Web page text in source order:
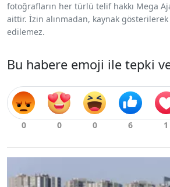
fotoğrafların her türlü telif hakkı Mega
aittir. İzin alınmadan, kaynak
edilemez.
Bu habere emoji ile tepki